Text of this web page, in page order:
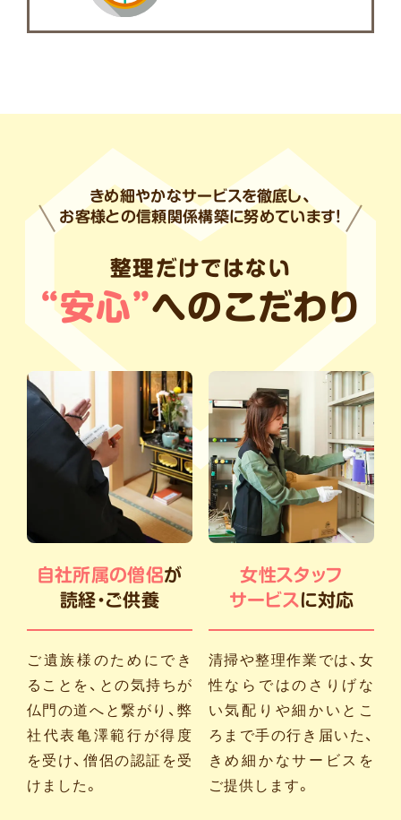
整理だけではない
“安心”へのこだわり
きめ細やかなサービスを徹底し、
お客様との信頼関係構築に努めています!
自社所属の僧侶が
読経・ご供養
ご遺族様のためにでき
ることを、との気持ちが
仏門の道へと繋がり、弊
社代表亀澤範行が得度
を受け、僧侶の認証を受
けました。
女性スタッフ
サービスに対応
清掃や整理作業では、女
性ならではのさりげな
い気配りや細かいとこ
ろまで手の行き届いた、
きめ細かなサービスを
ご提供します。